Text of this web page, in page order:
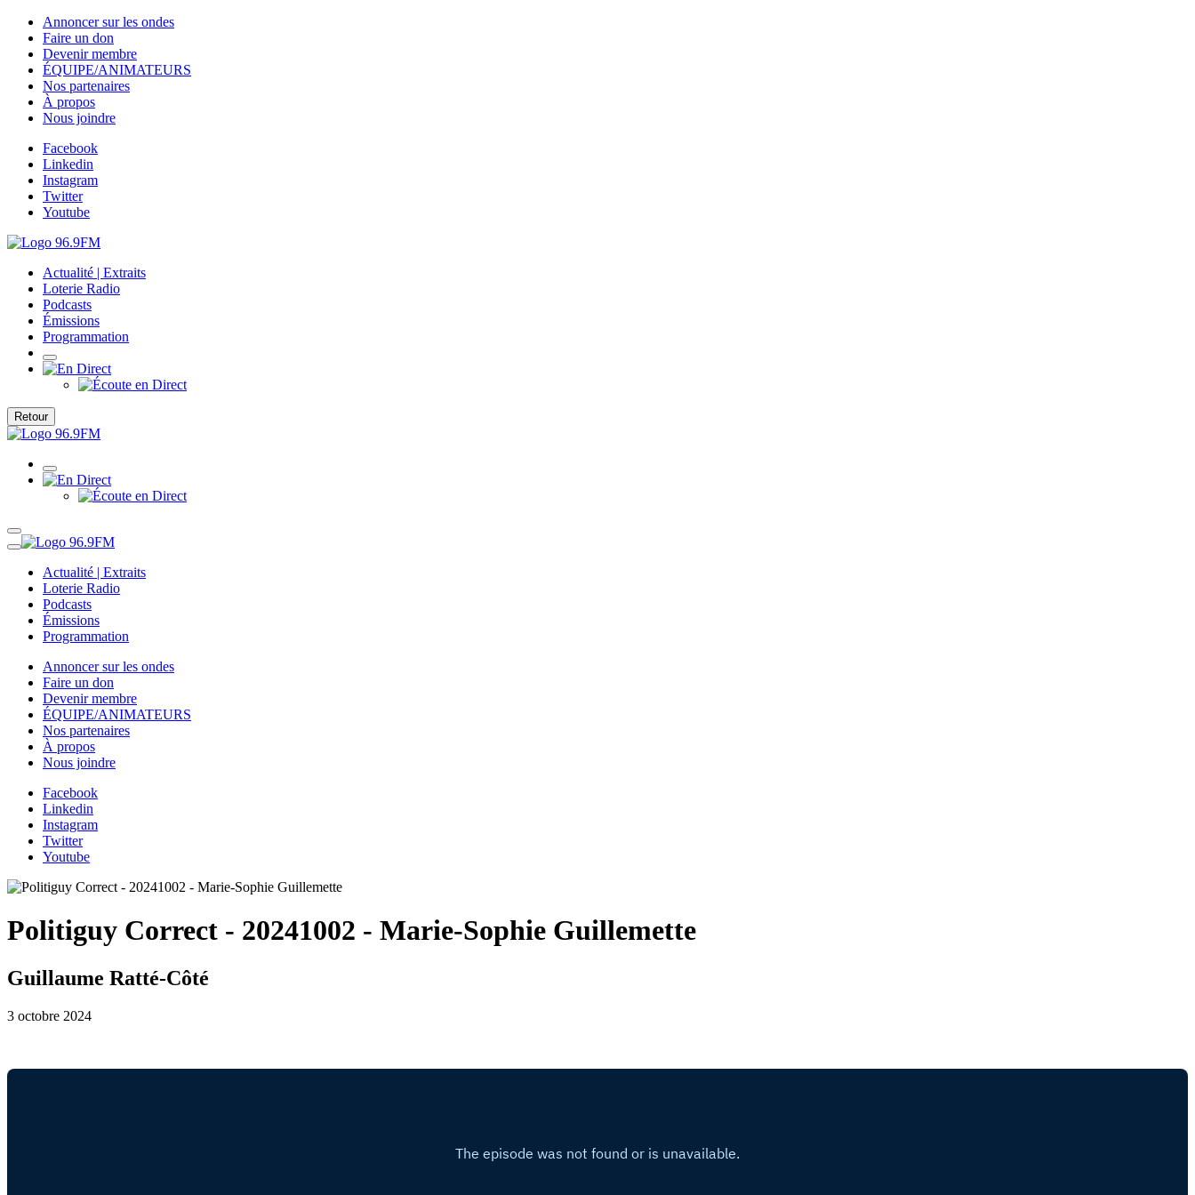
Annoncer sur les ondes
Faire un don
Devenir membre
ÉQUIPE/ANIMATEURS
Nos partenaires
À propos
Nous joindre
Facebook
Linkedin
Instagram
Twitter
Youtube
Actualité | Extraits
Loterie Radio
Podcasts
Émissions
Programmation
Retour
Actualité | Extraits
Loterie Radio
Podcasts
Émissions
Programmation
Annoncer sur les ondes
Faire un don
Devenir membre
ÉQUIPE/ANIMATEURS
Nos partenaires
À propos
Nous joindre
Facebook
Linkedin
Instagram
Twitter
Youtube
Politiguy Correct - 20241002 - Marie-Sophie Guillemette
Guillaume Ratté-Côté
3 octobre 2024